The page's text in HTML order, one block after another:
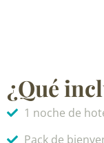
¿Qué
1 noche de
Pack de